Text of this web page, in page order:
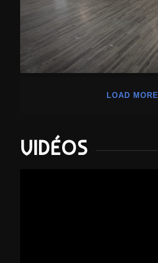
LOAD MORE
VIDÉOS